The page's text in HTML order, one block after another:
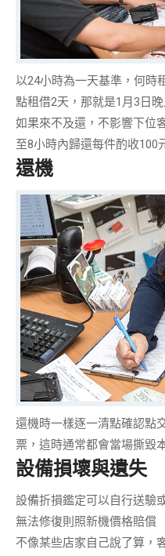
以24小時為一天基準，何時
點租借2天，那就是1月3日
如果來不及還，不影響下位
至8小時內歸還每件酌收100
還機
還機時一樣逐一清點確認點
票 ，這時通常都會當場撕毀
設備損壞與遺失
設備折損鑑定可以自行送驗
無法修復則照新機價格賠償
不像某些店家自己說了算，